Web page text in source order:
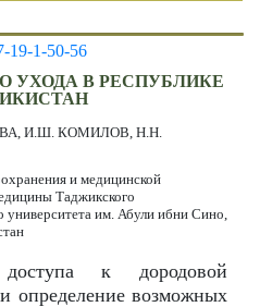
19-1-50-56
УХОДА В РЕСПУБЛИКЕ
И.Ш. КОМИЛОВ, Н.Н.
и медицинской
Таджикского
университета им. Абули ибни Сино,
к дородовой
определение возможных